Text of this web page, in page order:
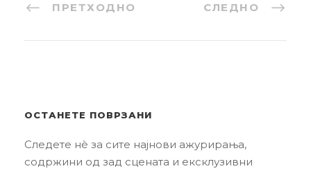
ПРЕТХОДНО СЛЕДНО
ОСТАНЕТЕ ПОВРЗАНИ
Следете нè за сите најнови ажурирања,
содржини од зад сцената и ексклузивни